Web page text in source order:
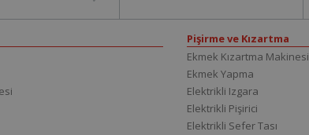
Pişirme ve Kızartma
Ekmek Kızartma Makinesi
Ekmek Yapma
Elektrikli Izgara
Elektrikli Pişirici
Elektrikli Sefer Tası